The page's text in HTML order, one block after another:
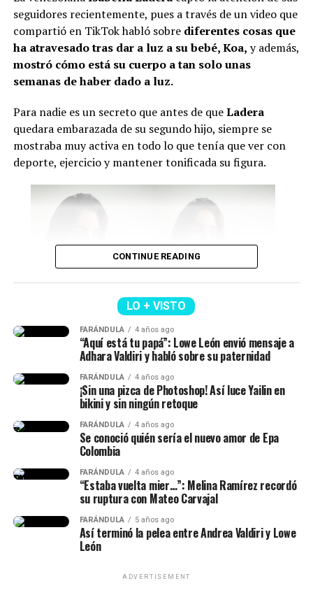
Lee también: “No compaginamos”: Juanda Caribe
habló de Sheila Gandara y reveló cómo está su
relación actualmente
Con respecto a los expresidentes del país, asistirán
Duque, César Gaviria y Andrés Pastrana.
embargo, aún hay incertidumbre sobre si Álvaro Uribe
hará acto de presencia.
Por último, se conoció que durante esta jornada se
firmarán nuevosdecretos relacionados con temas de
salud, seguridad y reducción de costos en contratos
públicos. Además, se posesionarán los ministros y se
Cabe señalar que Abelardo ya envió un mensaje sobre lo
que será este día.
“Mi posesión será mucho
más que una ceremonia.
Será la primera
demostración de que la
descentralización deja de
ser un discurso para
convertirse en una realidad.
La Patria Milagro se
construye desde las
regiones, porque cuando
las regiones prosperan,
seguidores recientemente, pues a través de un video que
compartió en TikTok habló sobrediferentes cosas que
ha atravesado tras dar a luz a su bebé, Koa, y además,
mostró cómo está su cuerpo a tan solo unas
semanas de haber dado a luz.
Para nadie es un secreto que antes de queLadera
quedara embarazada de su segundo hijo, siempre se
mostraba muy activa en todo lo que tenía que ver con
deporte, ejercicio y mantener tonificada su figura.
Isabella Ladera (Imagen tomada de IG)
Y en esta oportunidad, Isabella habló de los c
que ha atravesado su cuerpo tras el embarazoy
no siempre hay cuerpos perfectos después
de parir.
“Te voy a mostrar como tengo
mi cuerpo tres semanas
después de dar a luz. Y ya
cuando comience a entrenar,
te voy a mostrar el proceso
porque no me voy a rendir. No
CONTINUE READING
LO + VISTO
FARÁNDULA 4 años ago
“Aquí está tu papá”: Lowe León envió mensaje a
Adhara Valdiri y habló sobre su paternidad
FARÁNDULA 4 años ago
¡Sin una pizca de Photoshop! Así luce Yailin en
bikini y sin ningún retoque
FARÁNDULA 4 años ago
Se conoció quién sería el nuevo amor de Epa
Colombia
FARÁNDULA 4 años ago
“Estaba vuelta mier…”: Melina Ramírez recordó
su ruptura con Mateo Carvajal
FARÁNDULA 5 años ago
Así terminó la pelea entre Andrea Valdiri y Lowe
León
ADVERTISEMENT